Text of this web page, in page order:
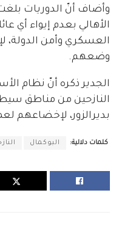
وأضاف أنّ الدوريات
الأهالي بعدم إيواء أي
العسكري وأمن الدولة،
وضعهم.
الجدير ذكره أنّ نظام
النازحين من مناطق
بديرالزور، لإخضاعهم
كلمات دلالية: البوكمال